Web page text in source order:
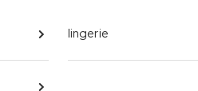
lingerie